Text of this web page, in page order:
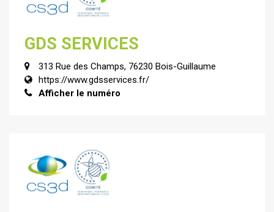
GDS SERVICES
313 Rue des Champs, 76230 Bois-Guillaume
https://www.gdsservices.fr/
Afficher le numéro